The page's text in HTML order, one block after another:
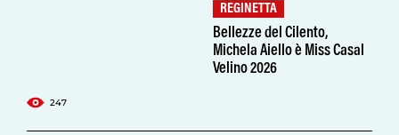
247
REGINETTA
Bellezze del Cilento,
Michela Aiello è Miss Casal
Velino 2026